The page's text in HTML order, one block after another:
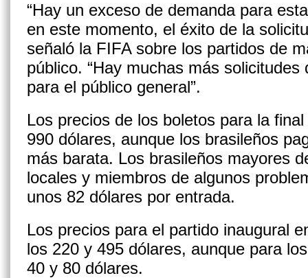
“Hay un exceso de demanda para
en este momento, el éxito de la
señaló la FIFA sobre los partidos de
público. “Hay muchas más
para el público general”.
Los precios de los boletos para la
990 dólares, aunque los brasileños
más barata. Los brasileños mayores
locales y miembros de algunos
unos 82 dólares por entrada.
Los precios para el partido inaugural
los 220 y 495 dólares, aunque para
40 y 80 dólares.